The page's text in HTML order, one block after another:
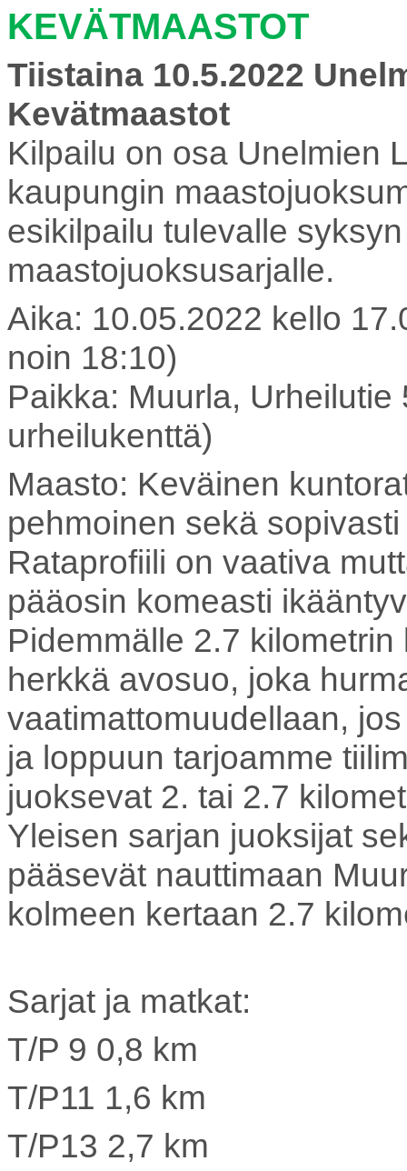
KEVÄTMAASTOT
Tiistaina 10.5.2022
Kevätmaastot
Kilpailu on osa Unelmien
kaupungin
esikilpailu tulevalle
maastojuoksusarjalle.
Aika: 10.05.2022 kello
noin 18:10)
Paikka: Muurla,
urheilukenttä)
Maasto: Keväinen
pehmoinen sekä
Rataprofiili on vaativa
pääosin komeasti
Pidemmälle 2.7
herkkä avosuo, joka
vaatimattomuudellaan,
ja loppuun tarjoamme
juoksevat 2. tai 2.7
Yleisen sarjan juoksijat
pääsevät nauttimaan
kolmeen kertaan 2.7
Sarjat ja matkat:
T/P 9 0,8 km
T/P11 1,6 km
T/P13 2,7 km